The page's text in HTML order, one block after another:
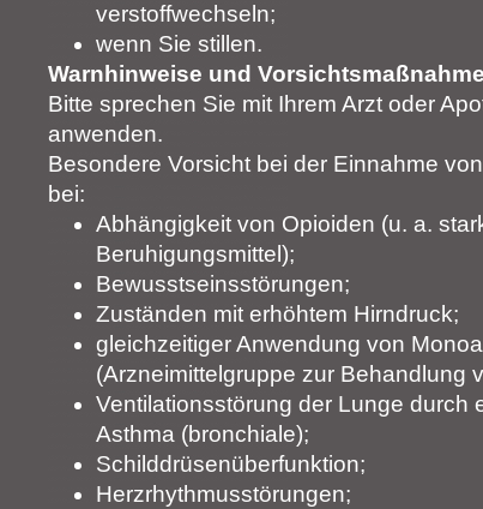
verstoffwechseln;
wenn Sie stillen.
Warnhinweise und
Bitte sprechen Sie mit Ihrem Arzt oder
anwenden.
Besondere Vorsicht bei der Einnahme
bei:
Abhängigkeit von Opioiden (u. a.
Beruhigungsmittel);
Bewusstseinsstörungen;
Zuständen mit erhöhtem Hirndruck;
gleichzeitiger Anwendung von
(Arzneimittelgruppe zur Behandlung
Ventilationsstörung der Lunge durch
Asthma (bronchiale);
Schilddrüsenüberfunktion;
Herzrhythmusstörungen;